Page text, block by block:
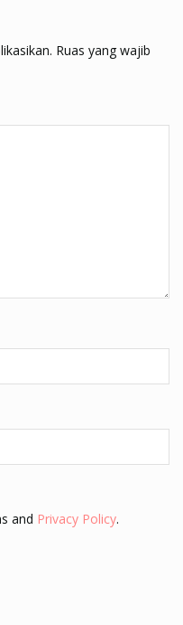
Ruas yang wajib
and Privacy Policy.